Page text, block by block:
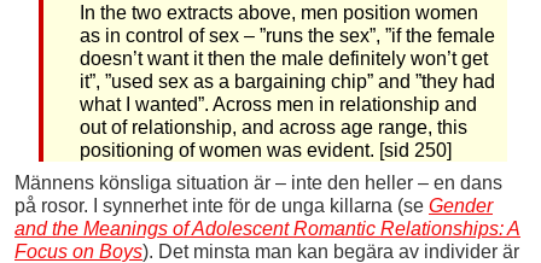
In the two extracts above, men position women
as in control of sex – ”runs the sex”, ”if the female
doesn’t want it then the male definitely won’t get
it”, ”used sex as a bargaining chip” and ”they had
what I wanted”. Across men in relationship and
out of relationship, and across age range, this
positioning of women was evident. [sid 250]
Männens könsliga situation är – inte den heller – en dans
på rosor. I synnerhet inte för de unga killarna (se Gender
and the Meanings of Adolescent Romantic Relationships: A
Focus on Boys). Det minsta man kan begära av individer är